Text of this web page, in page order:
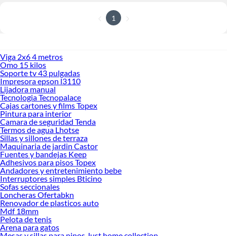
1
Viga 2x6 4 metros
Omo 15 kilos
Soporte tv 43 pulgadas
Impresora epson l3110
Lijadora manual
Tecnologia Tecnopalace
Cajas cartones y films Topex
Pintura para interior
Camara de seguridad Tenda
Termos de agua Lhotse
Sillas y sillones de terraza
Maquinaria de jardin Castor
Fuentes y bandejas Keep
Adhesivos para pisos Topex
Andadores y entretenimiento bebe
Interruptores simples Bticino
Sofas seccionales
Loncheras Ofertabkn
Renovador de plasticos auto
Mdf 18mm
Pelota de tenis
Arena para gatos